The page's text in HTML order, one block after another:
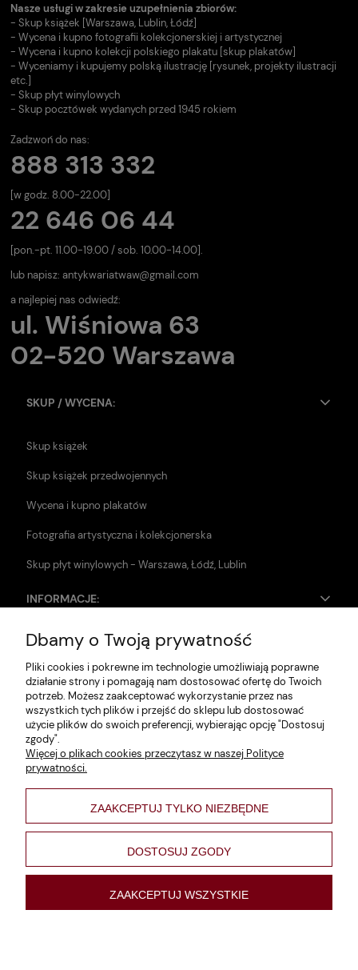
Nasze usługi w zakresie uzupełnienia zbiorów:
- Skup książek [Warszawa, Lublin, Łódź]
- Wycena i kupno fotografii kolekcjonerskiej i artystycznej
- Wycena i kupno kolekcji polskiego plakatu [skup plakatów]
- Wyceniamy i kupujemy polską ilustrację [rysunek, projekty ilustracji
etc.]
- Skup płyt winylowych
- Skup pocztówek wydanych przed 1945 rokiem
Zadzwoń do nas:
888 313 332
[w godz. 8.00-22.00]
22 646 06 44
[pon.-pt. 11.00-19.00 / sob. 10.00-14.00].
lub napisz: antykwariatwaw@gmail.com
a najlepiej nas odwiedź:
ul. Wiśniowa 63
02-520 Warszawa
SKUP / WYCENA:
Skup książek
Skup książek przedwojennych
Wycena i kupno plakatów
Fotografia artystyczna i kolekcjonerska
Skup płyt winylowych - Warszawa, Łódź, Lublin
INFORMACJE:
Zwroty i reklamacje
Dane firmy
Jak szukać?
Polityka prywatności
Regulamin
Poltyka cookies
varsaviana
Nowości
Dbamy o Twoją prywatność
Pliki cookies i pokrewne im technologie umożliwiają poprawne
działanie strony i pomagają nam dostosować ofertę do Twoich
potrzeb. Możesz zaakceptować wykorzystanie przez nas
wszystkich tych plików i przejść do sklepu lub dostosować
użycie plików do swoich preferencji, wybierając opcję "Dostosuj
zgody".
Więcej o plikach cookies przeczytasz w naszej Polityce
prywatności.
ZAAKCEPTUJ TYLKO NIEZBĘDNE
DOSTOSUJ ZGODY
ZAAKCEPTUJ WSZYSTKIE